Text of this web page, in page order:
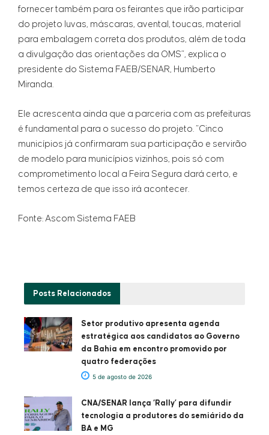
fornecer também para os feirantes que irão participar
do projeto luvas, máscaras, avental, toucas, material
para embalagem correta dos produtos, além de toda
a divulgação das orientações da OMS”, explica o
presidente do Sistema FAEB/SENAR, Humberto
Miranda.
Ele acrescenta ainda que a parceria com as prefeituras
é fundamental para o sucesso do projeto. “Cinco
municípios já confirmaram sua participação e servirão
de modelo para municípios vizinhos, pois só com
comprometimento local a Feira Segura dará certo, e
temos certeza de que isso irá acontecer.
Fonte: Ascom Sistema FAEB
Posts Relacionados
Setor produtivo apresenta agenda
estratégica aos candidatos ao Governo
da Bahia em encontro promovido por
quatro federações
5 de agosto de 2026
CNA/SENAR lança ‘Rally’ para difundir
tecnologia a produtores do semiárido da
BA e MG